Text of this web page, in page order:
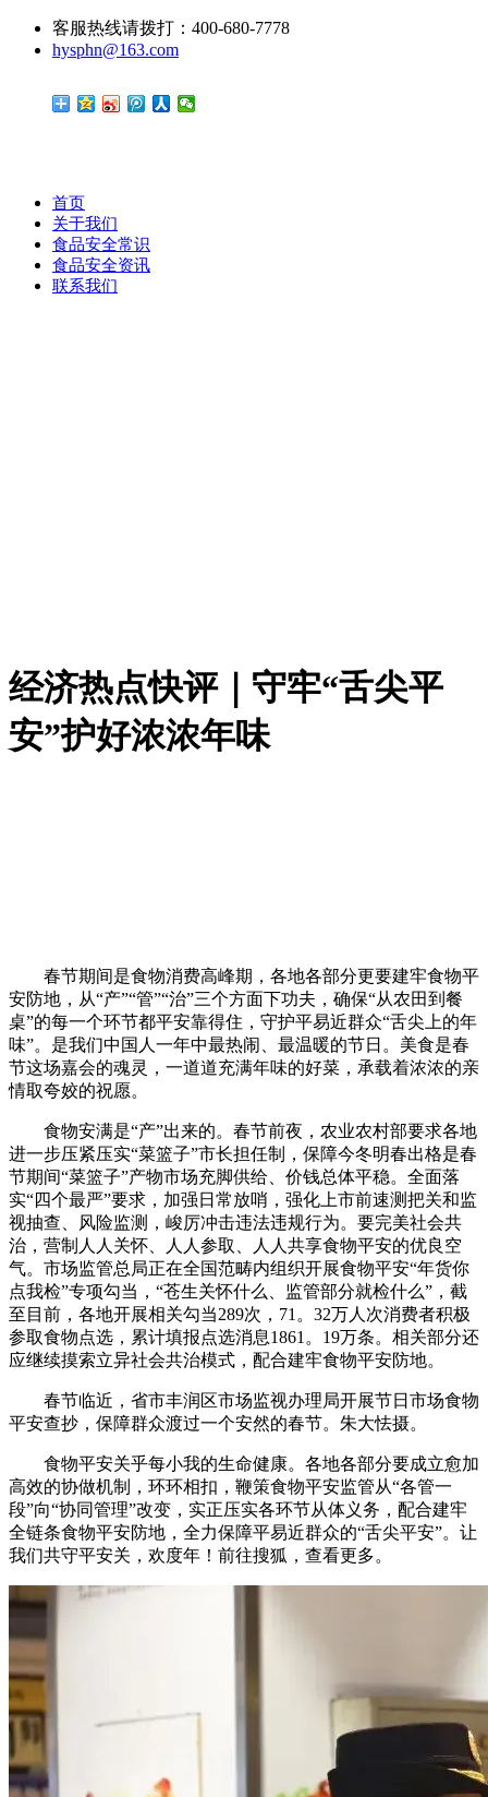
客服热线请拨打：400-680-7778
hysphn@163.com
首页
关于我们
食品安全常识
食品安全资讯
联系我们
经济热点快评｜守牢“舌尖平
安”护好浓浓年味
春节期间是食物消费高峰期，各地各部分更要建牢食物平
安防地，从“产”“管”“治”三个方面下功夫，确保“从农田到餐
桌”的每一个环节都平安靠得住，守护平易近群众“舌尖上的年
味”。是我们中国人一年中最热闹、最温暖的节日。美食是春
节这场嘉会的魂灵，一道道充满年味的好菜，承载着浓浓的亲
情取夸姣的祝愿。
食物安满是“产”出来的。春节前夜，农业农村部要求各地
进一步压紧压实“菜篮子”市长担任制，保障今冬明春出格是春
节期间“菜篮子”产物市场充脚供给、价钱总体平稳。全面落
实“四个最严”要求，加强日常放哨，强化上市前速测把关和监
视抽查、风险监测，峻厉冲击违法违规行为。要完美社会共
治，营制人人关怀、人人参取、人人共享食物平安的优良空
气。市场监管总局正在全国范畴内组织开展食物平安“年货你
点我检”专项勾当，“苍生关怀什么、监管部分就检什么”，截
至目前，各地开展相关勾当289次，71。32万人次消费者积极
参取食物点选，累计填报点选消息1861。19万条。相关部分还
应继续摸索立异社会共治模式，配合建牢食物平安防地。
春节临近，省市丰润区市场监视办理局开展节日市场食物
平安查抄，保障群众渡过一个安然的春节。朱大怯摄。
食物平安关乎每小我的生命健康。各地各部分要成立愈加
高效的协做机制，环环相扣，鞭策食物平安监管从“各管一
段”向“协同管理”改变，实正压实各环节从体义务，配合建牢
全链条食物平安防地，全力保障平易近群众的“舌尖平安”。让
我们共守平安关，欢度年！前往搜狐，查看更多。